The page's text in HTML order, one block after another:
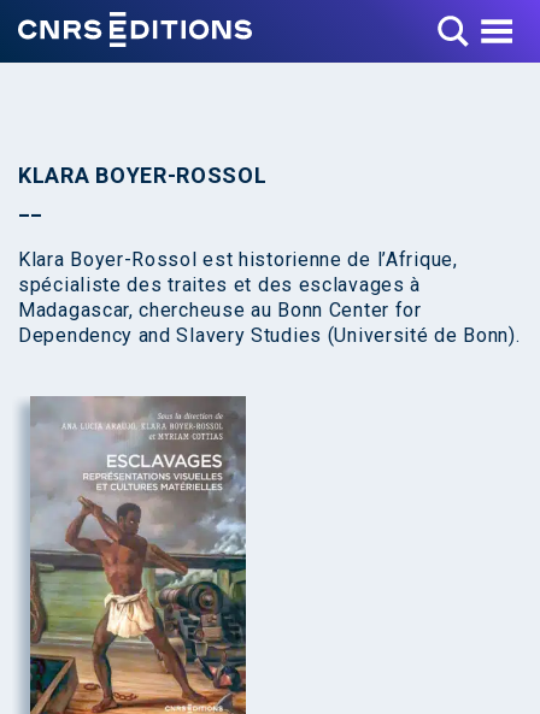
Toggle Menu
KLARA BOYER-ROSSOL
Klara Boyer-Rossol est historienne de l’Afrique,
spécialiste des traites et des esclavages à
Madagascar, chercheuse au Bonn Center for
Dependency and Slavery Studies (Université de Bonn).